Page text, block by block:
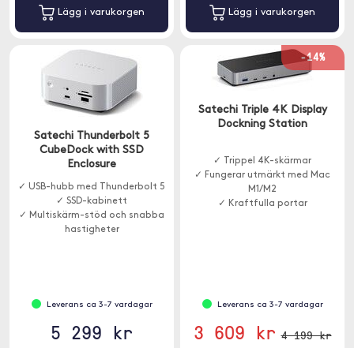
Lägg i varukorgen Lägg i varukorgen
Satechi Thunderbolt 5
CubeDock with SSD
Enclosure
✓ USB-hubb med Thunderbolt 5
✓ SSD-kabinett
✓ Multiskärm-stöd och snabba
hastigheter
Leverans ca 3-7 vardagar
5 299 kr
-14%
Satechi Triple 4K Display
Dockning Station
✓ Trippel 4K-skärmar
✓ Fungerar utmärkt med Mac
M1/M2
✓ Kraftfulla portar
Leverans ca 3-7 vardagar
3 609 kr 4 199 kr